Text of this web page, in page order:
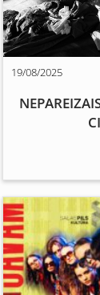
19/08/2025